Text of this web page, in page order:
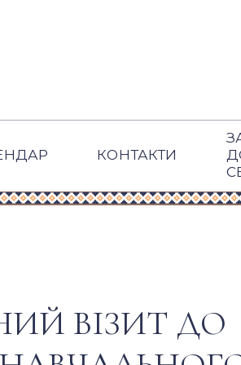
КОНТАКТИ
ВІЗИТ ДО